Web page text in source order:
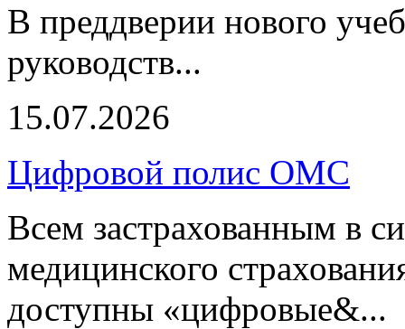
В преддверии нового
руководств...
15.07.2026
Цифровой полис ОМС
Всем застрахованным в
медицинского
доступны «цифровые&...